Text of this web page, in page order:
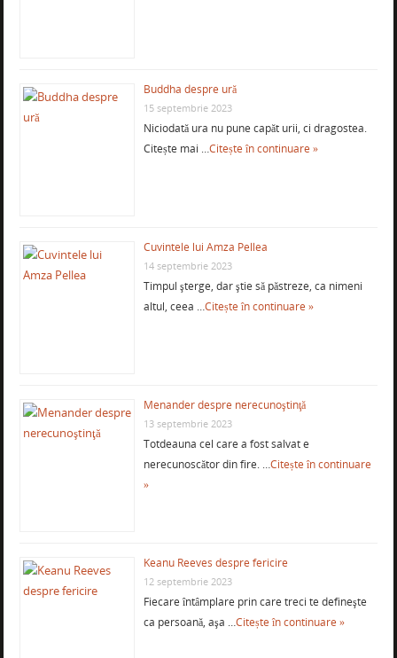
Buddha despre ură
15 septembrie 2023
Niciodată ura nu pune capăt urii, ci dragostea.
Citește mai …Citește în continuare »
Cuvintele lui Amza Pellea
14 septembrie 2023
Timpul şterge, dar ştie să păstreze, ca nimeni
altul, ceea …Citește în continuare »
Menander despre nerecunoştinţă
13 septembrie 2023
Totdeauna cel care a fost salvat e
nerecunoscător din fire. …Citește în continuare
»
Keanu Reeves despre fericire
12 septembrie 2023
Fiecare întâmplare prin care treci te defineşte
ca persoană, aşa …Citește în continuare »